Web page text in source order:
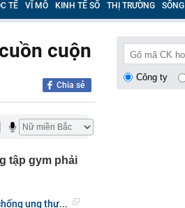
cổ
bước
lượng
TẾ VĨ MÔ KINH TẾ SỐ THỊ TRƯỜNG SỐNG
cuộn
Chia sẻ
tập gym phải
ung thư...
Công ty